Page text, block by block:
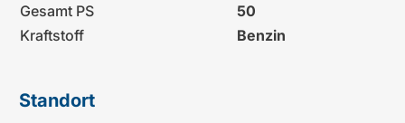
Gesamt PS
50
Kraftstoff
Benzin
Standort